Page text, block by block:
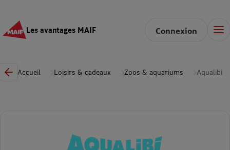
Les avantages MAIF Connexion
Accueil Loisirs & cadeaux Zoos & aquariums Aqualibi